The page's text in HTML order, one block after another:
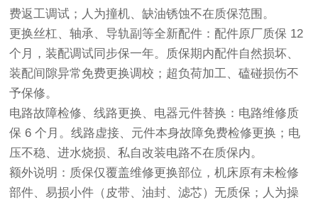
费返工调试；人为撞机、缺油锈蚀不在质保范围。
更换丝杠、轴承、导轨副等全新配件：配件原厂质保 12
个月，装配调试同步保一年。质保期内配件自然损坏、
装配间隙异常免费更换调校；超负荷加工、磕碰损伤不
予保修。
电路故障检修、线路更换、电器元件替换：电路维修质
保 6 个月。线路虚接、元件本身故障免费检修更换；电
压不稳、进水烧损、私自改装电路不在质保内。
额外说明：质保仅覆盖维修更换部位，机床原有未检修
部件、易损小件（皮带、油封、滤芯）无质保；人为操